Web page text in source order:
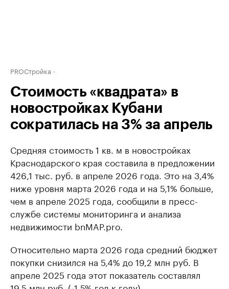
PROСтройка
Стоимость «квадрата» в
новостройках Кубани
сократилась на 3% за апрель
Средняя стоимость 1 кв. м в новостройках
Краснодарского края составила в предложении
426,1 тыс. руб. в апреле 2026 года. Это на 3,4%
ниже уровня марта 2026 года и на 5,1% больше,
чем в апреле 2025 года, сообщили в пресс-
службе системы мониторинга и анализа
недвижимости bnMAP.pro.
Относительно марта 2026 года средний бюджет
покупки снизился на 5,4% до 19,2 млн руб. В
апреле 2025 года этот показатель составлял